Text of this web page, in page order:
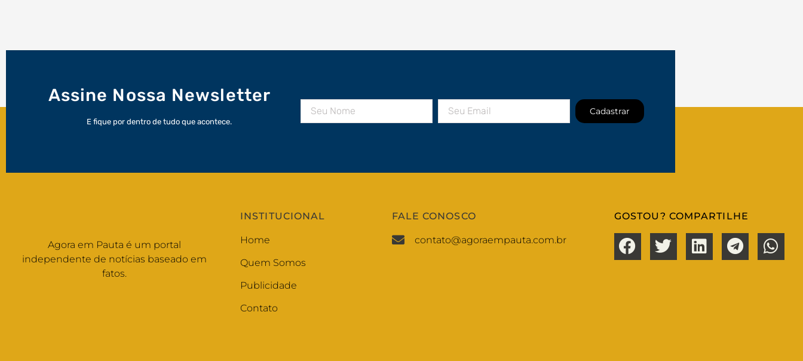
Assine Nossa Newsletter
E fique por dentro de tudo que acontece.
Cadastrar
Agora em Pauta é um portal
independente de notícias baseado em
fatos.
INSTITUCIONAL
Home
Quem Somos
Publicidade
Contato
FALE CONOSCO
contato@agoraempauta.com.br
GOSTOU? COMPARTILHE